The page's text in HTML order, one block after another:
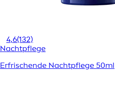
4,6(132)
Nachtpflege
Erfrischende Nachtpflege 50ml